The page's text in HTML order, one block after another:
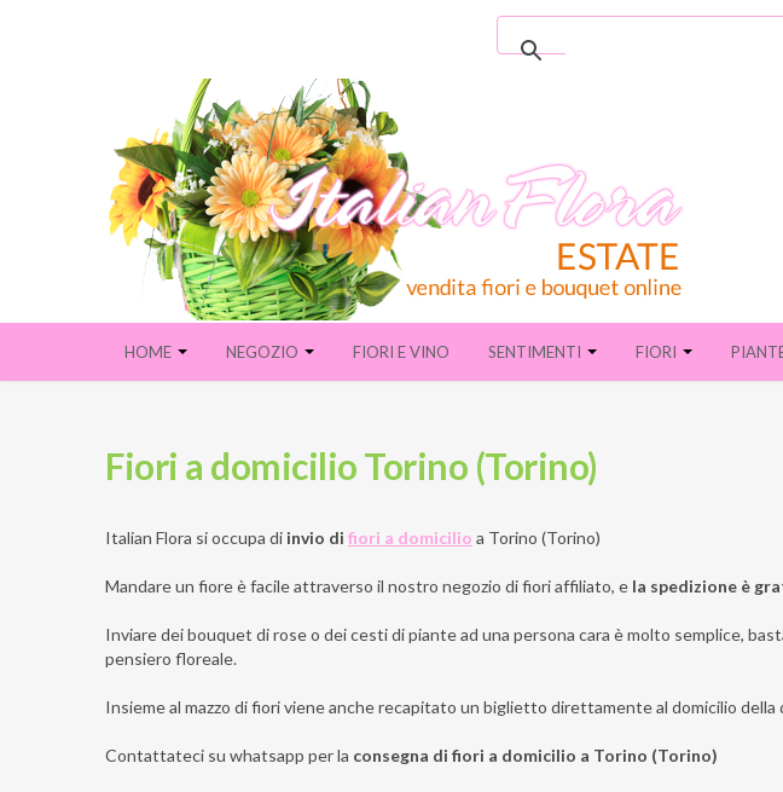
HOME NEGOZIO FIORI E VINO SENTIMENTI FIORI
Fiori a domicilio Torino (Torino)
Italian Flora si occupa di invio di fiori a domicilio a Torino (Torino)
Mandare un fiore è facile attraverso il nostro negozio di fiori affiliato, e la spedizione è
Inviare dei bouquet di rose o dei cesti di piante ad una persona cara è molto semplice,
pensiero floreale.
Insieme al mazzo di fiori viene anche recapitato un biglietto direttamente al domicilio della
Contattateci su whatsapp per la consegna di fiori a domicilio a Torino (Torino)